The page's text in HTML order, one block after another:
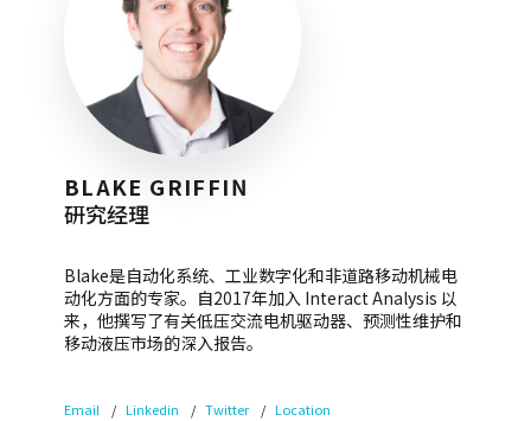
BLAKE GRIFFIN
研究经理
Blake是自动化系统、工业数字化和非道路移动机械电
动化方面的专家。自2017年加入 Interact Analysis 以
来，他撰写了有关低压交流电机驱动器、预测性维护和
移动液压市场的深入报告。
Email Linkedin Twitter Location